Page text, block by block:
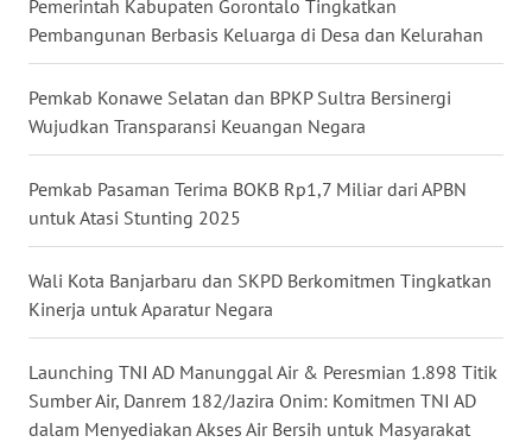
Pemerintah Kabupaten Gorontalo Tingkatkan
Pembangunan Berbasis Keluarga di Desa dan Kelurahan
Pemkab Konawe Selatan dan BPKP Sultra Bersinergi
Wujudkan Transparansi Keuangan Negara
Pemkab Pasaman Terima BOKB Rp1,7 Miliar dari APBN
untuk Atasi Stunting 2025
Wali Kota Banjarbaru dan SKPD Berkomitmen Tingkatkan
Kinerja untuk Aparatur Negara
Launching TNI AD Manunggal Air & Peresmian 1.898 Titik
Sumber Air, Danrem 182/Jazira Onim: Komitmen TNI AD
dalam Menyediakan Akses Air Bersih untuk Masyarakat
WN
WN
KALSEL
WN
KALTIM
WN
SULSEL
WN
GORONTALO